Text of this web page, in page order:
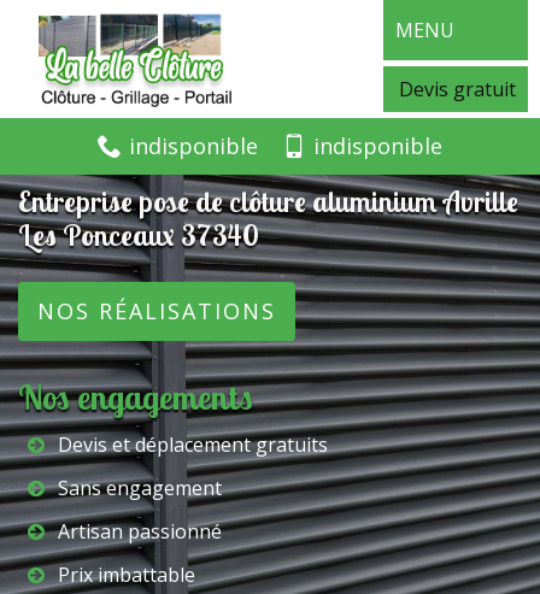
MENU
Devis gratuit
indisponible indisponible
Entreprise pose de clôture aluminium Avrille
Les Ponceaux 37340
NOS RÉALISATIONS
Nos engagements
Devis et déplacement gratuits
Sans engagement
Artisan passionné
Prix imbattable